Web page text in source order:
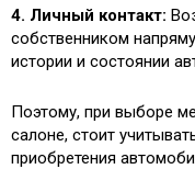
4. Личный контакт:
собственником
истории и состоянии
Поэтому, при выборе
салоне, стоит
приобретения